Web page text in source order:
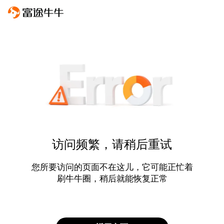
访问频繁，请稍后重试
您所要访问的页面不在这儿，它可能正忙着
刷牛牛圈，稍后就能恢复正常